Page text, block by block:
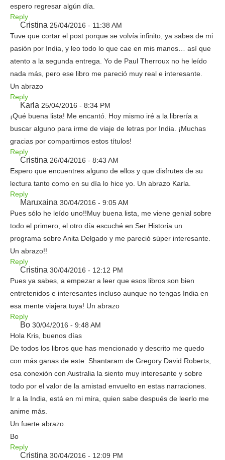
espero regresar algún día.
Reply
Cristina 25/04/2016 - 11:38 AM
Tuve que cortar el post porque se volvía infinito, ya sabes de mi
pasión por India, y leo todo lo que cae en mis manos… así que
atento a la segunda entrega. Yo de Paul Therroux no he leído
nada más, pero ese libro me pareció muy real e interesante.
Un abrazo
Reply
Karla 25/04/2016 - 8:34 PM
¡Qué buena lista! Me encantó. Hoy mismo iré a la librería a
buscar alguno para irme de viaje de letras por India. ¡Muchas
gracias por compartirnos estos títulos!
Reply
Cristina 26/04/2016 - 8:43 AM
Espero que encuentres alguno de ellos y que disfrutes de su
lectura tanto como en su día lo hice yo. Un abrazo Karla.
Reply
Maruxaina 30/04/2016 - 9:05 AM
Pues sólo he leído uno!!Muy buena lista, me viene genial sobre
todo el primero, el otro día escuché en Ser Historia un
programa sobre Anita Delgado y me pareció súper interesante.
Un abrazo!!
Reply
Cristina 30/04/2016 - 12:12 PM
Pues ya sabes, a empezar a leer que esos libros son bien
entretenidos e interesantes incluso aunque no tengas India en
esa mente viajera tuya! Un abrazo
Reply
Bo 30/04/2016 - 9:48 AM
Hola Kris, buenos días
De todos los libros que has mencionado y descrito me quedo
con más ganas de este: Shantaram de Gregory David Roberts,
esa conexión con Australia la siento muy interesante y sobre
todo por el valor de la amistad envuelto en estas narraciones.
Ir a la India, está en mi mira, quien sabe después de leerlo me
anime más.
Un fuerte abrazo.
Bo
Reply
Cristina 30/04/2016 - 12:09 PM